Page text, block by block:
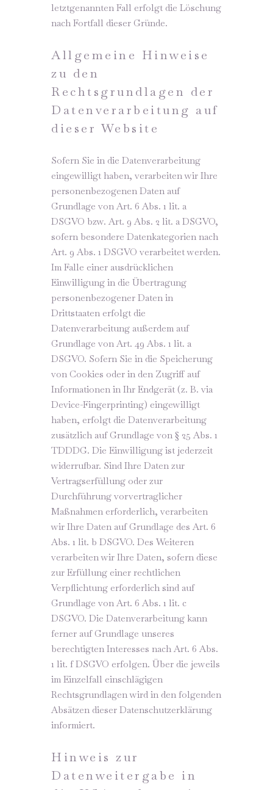
letztgenannten Fall erfolgt die Löschung
nach Fortfall dieser Gründe.
Allgemeine Hinweise
zu den
Rechtsgrundlagen der
Datenverarbeitung auf
dieser Website
Sofern Sie in die Datenverarbeitung
eingewilligt haben, verarbeiten wir Ihre
personenbezogenen Daten auf
Grundlage von Art. 6 Abs. 1 lit. a
DSGVO bzw. Art. 9 Abs. 2 lit. a DSGVO,
sofern besondere Datenkategorien nach
Art. 9 Abs. 1 DSGVO verarbeitet werden.
Im Falle einer ausdrücklichen
Einwilligung in die Übertragung
personenbezogener Daten in
Drittstaaten erfolgt die
Datenverarbeitung außerdem auf
Grundlage von Art. 49 Abs. 1 lit. a
DSGVO. Sofern Sie in die Speicherung
von Cookies oder in den Zugriff auf
Informationen in Ihr Endgerät (z. B. via
Device-Fingerprinting) eingewilligt
haben, erfolgt die Datenverarbeitung
zusätzlich auf Grundlage von § 25 Abs. 1
TDDDG. Die Einwilligung ist jederzeit
widerrufbar. Sind Ihre Daten zur
Vertragserfüllung oder zur
Durchführung vorvertraglicher
Maßnahmen erforderlich, verarbeiten
wir Ihre Daten auf Grundlage des Art. 6
Abs. 1 lit. b DSGVO. Des Weiteren
verarbeiten wir Ihre Daten, sofern diese
zur Erfüllung einer rechtlichen
Verpflichtung erforderlich sind auf
Grundlage von Art. 6 Abs. 1 lit. c
DSGVO. Die Datenverarbeitung kann
ferner auf Grundlage unseres
berechtigten Interesses nach Art. 6 Abs.
1 lit. f DSGVO erfolgen. Über die jeweils
im Einzelfall einschlägigen
Rechtsgrundlagen wird in den folgenden
Absätzen dieser Datenschutzerklärung
informiert.
Hinweis zur
Datenweitergabe in